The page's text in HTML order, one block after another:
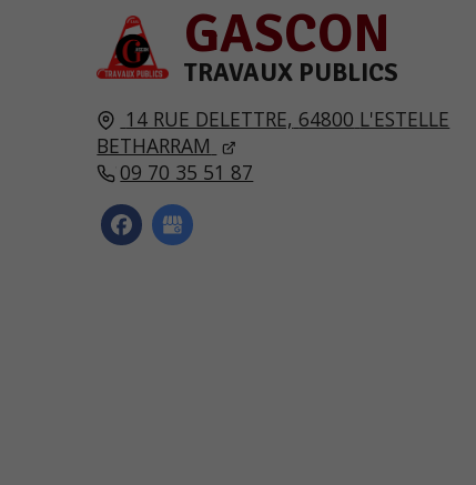
GASCON
TRAVAUX PUBLICS
14 RUE DELETTRE, 64800 L'ESTELLE
BETHARRAM
09 70 35 51 87